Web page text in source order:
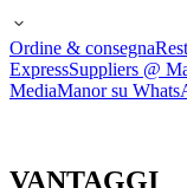
Ordine & consegna
ExpressSuppliers @
MediaManor su
VANTAGGI